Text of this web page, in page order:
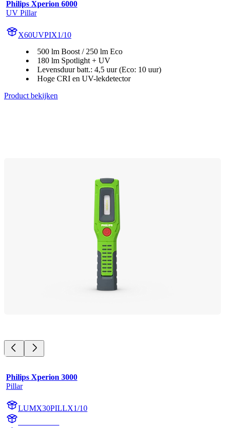
Philips Xperion 6000
UV Pillar
X60UVPIX1/10
500 lm Boost / 250 lm Eco
180 lm Spotlight + UV
Levensduur batt.: 4,5 uur (Eco: 10 uur)
Hoge CRI en UV-lekdetector
Product bekijken
Philips Xperion 3000
Pillar
LUMX30PILLX1/10